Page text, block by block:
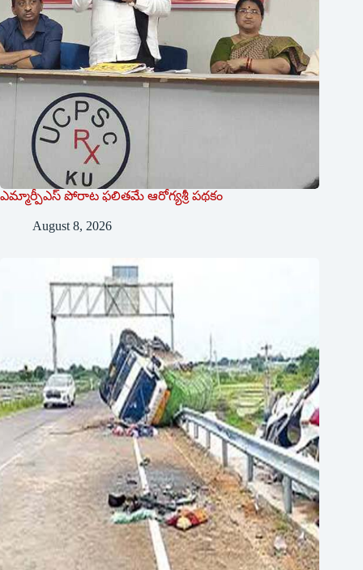
ఎమ్మార్పీఎస్ పోరాట ఫలితమే ఆరోగ్యశ్రీ పథకం
August 8, 2026